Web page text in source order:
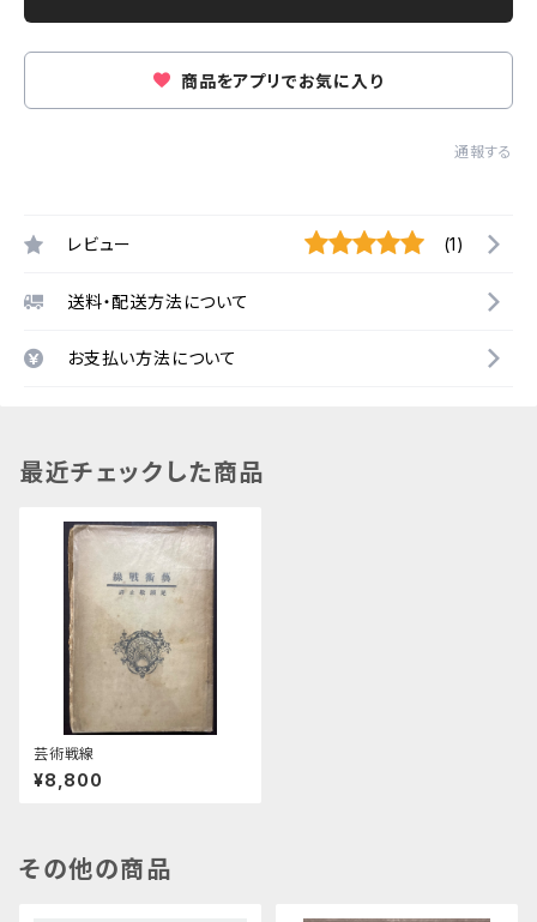
商品をアプリでお気に入り
通報する
レビュー (1)
送料・配送方法について
お支払い方法について
最近チェックした商品
芸術戦線
¥8,800
その他の商品